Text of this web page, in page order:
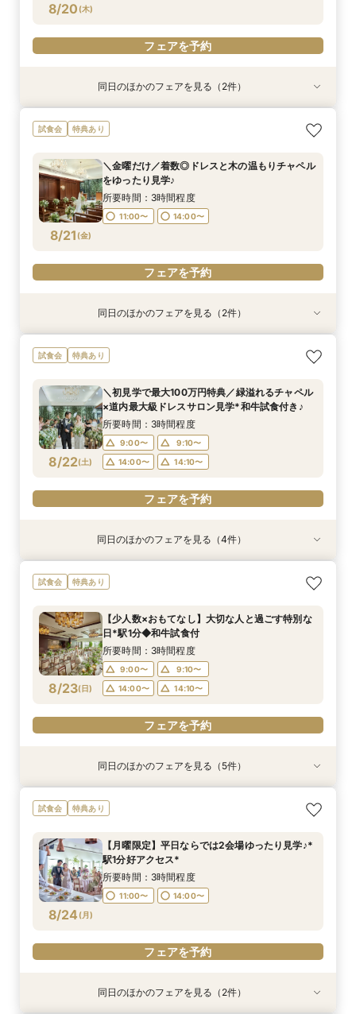
8/20 (木)
フェアを予約
8/20(木)
【自宅で安心◎スマホやPCで参加】オンライン
式場相談×見積もり相談フェア☆OPEN1周年記念
所要時間：2時間程度
15:00〜
8/20(木)
【ペット婚】駅徒歩1分＼大切な家族と挙げる／
アットホームWD
11:00〜
同日のほかのフェアを見る（2件）
試食会 特典あり
8/21 (金)
＼金曜だけ／着数◎ドレスと木の温もりチャペル
をゆったり見学♪
所要時間：3時間程度
11:00〜 14:00〜
フェアを予約
8/21(金)
【自宅で安心◎スマホやPCで参加】オンライン
式場相談×見積もり相談フェア☆OPEN1周年記念
所要時間：2時間程度
15:00〜
フェアを予約
8/21(金)
【ペット婚】駅徒歩1分＼大切な家族と挙げる／
アットホームWD
11:00〜 14:00〜
フェアを予約
同日のほかのフェアを見る（2件）
試食会 特典あり
8/22(土)
＼初見学で最大100万円特典／緑溢れるチャペル
×道内最大級ドレスサロン見学*和牛試食付き♪
所要時間：3時間程度
9:00〜
9:10〜
14:00〜
14:10〜
フェアを予約
特典あり
8/22(土)
【式場迷子さん必見◎】LAST1件はここ！決め手
見つかるフェア♪
9:00〜
9:10〜
14:00〜
14:10〜
フェアを予約
8/22(土)
【自宅で安心◎スマホやPCで参加】オンライン
式場相談×見積もり相談フェア☆OPEN1周年記念
所要時間：2時間程度
15:00〜
フェアを予約
特典あり
8/22(土)
【少人数×おもてなし】大切な人と過ごす特別な
日*駅1分◆和牛試食付
9:00〜
9:10〜
14:00〜
14:10〜
フェアを予約
特典あり
8/22(土)
【ペット婚】駅徒歩1分＼大切な家族と挙げる／
アットホームWD
9:00〜
9:10〜
14:00〜
14:10〜
フェアを予約
同日のほかのフェアを見る（4件）
試食会 特典あり
8/23(日)
【少人数×おもてなし】大切な人と過ごす特別な
日*駅1分◆和牛試食付
所要時間：3時間程度
9:00〜
9:10〜
14:00〜
14:10〜
フェアを予約
特典あり
8/23(日)
【式場迷子さん必見◎】LAST1件はここ！決め手
見つかるフェア♪
9:00〜
9:10〜
14:00〜
14:10〜
8/23(日)
【自宅で安心◎スマホやPCで参加】オンライン
式場相談×見積もり相談フェア☆OPEN1周年記念
所要時間：2時間程度
15:00〜
特典あり
8/23(日)
【ペット婚】駅徒歩1分＼大切な家族と挙げる／
アットホームWD
9:00〜
9:10〜
14:00〜
14:10〜
特典あり
8/23(日)
緑溢れるチャペル/大聖堂同時見学×道内最大級ド
レスサロン見学*和牛試食付き♪＼初見学で最大
所要時間：3時間程度
14:00〜
14:10〜
特典あり
8/23(日)
【当館人気NO.1】2会場見学*憧れドレス×和牛試
食×100万優待×地下鉄駅から1分
9:00〜
9:10〜
14:00〜
14:10〜
同日のほかのフェアを見る（5件）
試食会 特典あり
8/24 (月)
【月曜限定】平日ならでは2会場ゆったり見学♪*
駅1分好アクセス*
所要時間：3時間程度
11:00〜 14:00〜
フェアを予約
同日のほかのフェアを見る（2件）